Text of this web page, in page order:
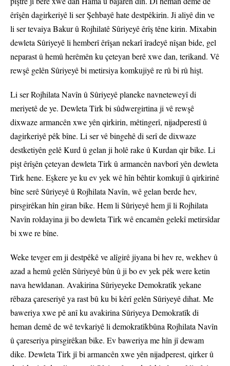
êrîşên dagirkeriyê li ser Şehbayê hate destpêkirin. Ji aliyê din ve
li ser tevaiya Bakur û Rojhilatê Sûriyeyê êrîş têne kirin. Mixabin
dewleta Sûriyeyê li hemberî êrîşan nekarî îradeyê nîşan bide, gel
neparast û hemû herêmên ku çeteyan berê xwe dan, terikand. Vê
rewşê gelên Sûriyeyê bi metirsiya komkujiyê re rû bi rû hişt.
Li ser Rojhilata Navîn û Sûriyeyê planeke navneteweyî di
meriyetê de ye. Dewleta Tirk bi sûdwergirtina ji vê rewşê
dixwaze armancên xwe yên qirkirin, mêtingerî, nijadperestî û
dagirkeriyê pêk bîne. Li ser vê bingehê di serî de dixwaze
destketiyên gelê Kurd û gelan ji holê rake û Kurdan qir bike. Li
pişt êrîşên çeteyan dewleta Tirk û armancên navborî yên dewleta
Tirk hene. Eşkere ye ku ev yek wê hîn bêhtir komkujî û qirkirinê
bîne serê Sûriyeyê û Rojhilata Navîn, wê gelan berde hev,
pirsgirêkan hîn giran bike. Hem li Sûriyeyê hem jî li Rojhilata
Navîn roldayina ji bo dewleta Tirk wê encamên gelekî metirsîdar
bi xwe re bîne.
Weke tevger em ji destpêkê ve alîgirê jiyana bi hev re, wekhev û
azad a hemû gelên Sûriyeyê bûn û ji bo ev yek pêk were ketin
nava hewldanan. Avakirina Sûriyeyeke Demokratîk yekane
rêbaza çareseriyê ya rast bû ku bi kêrî gelên Sûriyeyê dihat. Me
baweriya xwe pê anî ku avakirina Sûriyeya Demokratîk di
heman demê de wê tevkariyê li demokratîkbûna Rojhilata Navîn
û çareseriya pirsgirêkan bike. Ev baweriya me hîn jî dewam
dike. Dewleta Tirk jî bi armancên xwe yên nijadperest, qirker û